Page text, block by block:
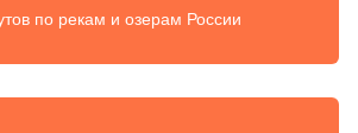
по рекам и озерам России